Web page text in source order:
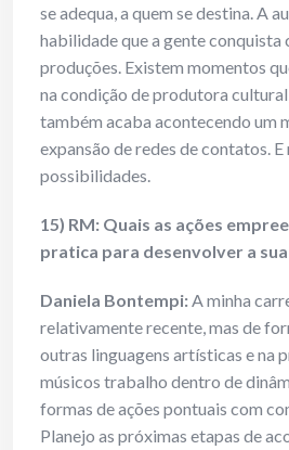
se adequa, a quem se destina. A
habilidade que a gente conquista
produções. Existem momentos
na condição de produtora
também acaba acontecendo um
expansão de redes de contatos. E
possibilidades.
15) RM: Quais as ações
pratica para desenvolver a
Daniela Bontempi:A minha
relativamente recente, mas de
outras linguagens artísticas e na
músicos trabalho dentro de
formas de ações pontuais com
Planejo as próximas etapas de